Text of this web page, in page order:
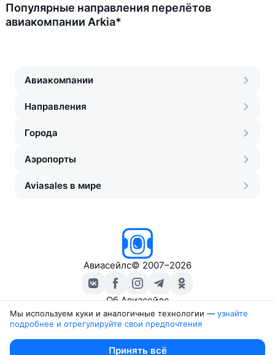
Популярные направления перелётов
авиакомпании Arkia*
Авиакомпании
Направления
Города
Аэропорты
Aviasales в мире
Авиасейлс© 2007–2026
Об Авиасейлс
Пресс‑центр
Travelpayouts
Юридические документы
Мы используем куки и аналогичные технологии — узнайте
подробнее и отрегулируйте свои предпочтения
Принять всё